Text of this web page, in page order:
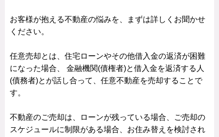
お客様が抱える不動産の悩みを、まずは詳しくお聞かせ
ください。
任意売却とは、住宅ローンやその他借入金の返済が困難
になった場合、 金融機関(債権者)と借入金を返済する人
(債務者)とが話し合って、任意不動産を売却することで
す。
不動産のご売却は、ローンが残っている場合、ご売却の
スケジュールに制限がある場合、お住み替えを検討され